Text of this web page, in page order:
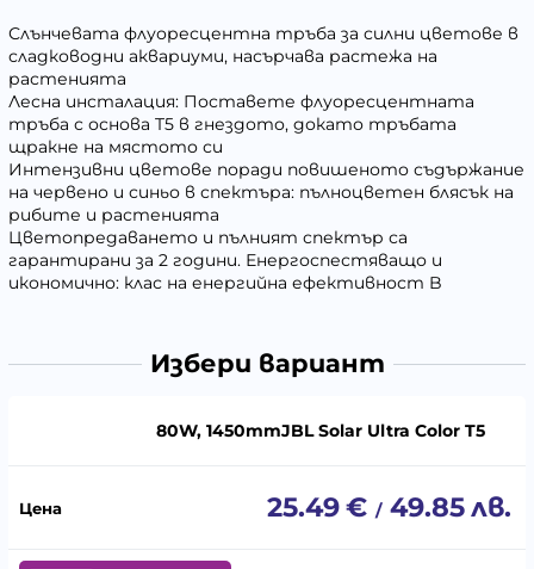
Слънчевата флуоресцентна тръба за силни цветове в
сладководни аквариуми, насърчава растежа на
растенията
Лесна инсталация: Поставете флуоресцентната
тръба с основа T5 в гнездото, докато тръбата
щракне на мястото си
Интензивни цветове поради повишеното съдържание
на червено и синьо в спектъра: пълноцветен блясък на
рибите и растенията
Цветопредаването и пълният спектър са
гарантирани за 2 години. Енергоспестяващо и
икономично: клас на енергийна ефективност B
Избери вариант
80W, 1450mmJBL Solar Ultra Color T5
25.49€ / 49.85лв.